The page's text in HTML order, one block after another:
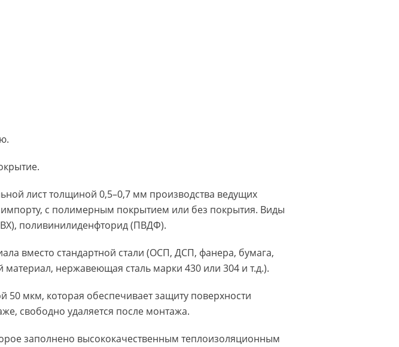
лист толщиной 0,5–0,7 мм производства ведущих
с полимерным покрытием или без покрытия. Виды
поливинилиденфторид (ПВДФ).
вместо стандартной стали (ОСП, ДСП, фанера, бумага,
нержавеющая сталь марки 430 или 304 и т.д.).
мкм, которая обеспечивает защиту поверхности
свободно удаляется после монтажа.
заполнено высококачественным теплоизоляционным